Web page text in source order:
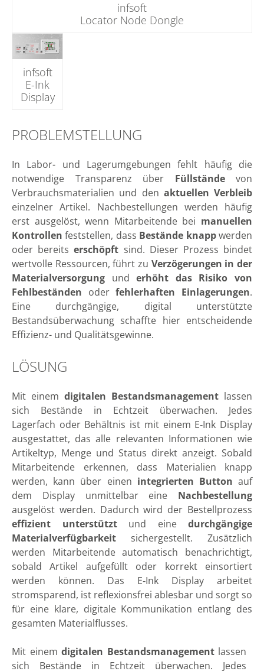
infsoft
Locator Node Dongle
infsoft
E-Ink
Display
PROBLEMSTELLUNG
In Labor- und Lagerumgebungen fehlt häufig die
notwendige Transparenz über Füllständevon
Verbrauchsmaterialien und den aktuellen Verbleib
einzelner Artikel. Nachbestellungen werden häufig
erst ausgelöst, wenn Mitarbeitende bei manuellen
Kontrollen feststellen, dass Bestände knappwerden
oder bereitserschöpft sind. Dieser Prozess bindet
wertvolle Ressourcen, führt zu Verzögerungen in der
Materialversorgung underhöht das Risiko von
Fehlbeständen oderfehlerhaften Einlagerungen.
Eine durchgängige, digital unterstützte
Bestandsüberwachung schaffte hier entscheidende
Effizienz- und Qualitätsgewinne.
LÖSUNG
Mit einem digitalen Bestandsmanagement lassen
sich Bestände in Echtzeit überwachen. Jedes
Lagerfach oder Behältnis ist mit einem E‑Ink Display
ausgestattet, das alle relevanten Informationen wie
Artikeltyp, Menge und Status direkt anzeigt. Sobald
Mitarbeitende erkennen, dass Materialien knapp
werden, kann über einen integrierten Button auf
dem Display unmittelbar eine Nachbestellung
ausgelöst werden. Dadurch wird der Bestellprozess
effizient unterstütztund eine durchgängige
Materialverfügbarkeit sichergestellt. Zusätzlich
werden Mitarbeitende automatisch benachrichtigt,
sobald Artikel aufgefüllt oder korrekt einsortiert
werden können. Das E‑Ink Display arbeitet
stromsparend, ist reflexionsfrei ablesbar und sorgt so
für eine klare, digitale Kommunikation entlang des
gesamten Materialflusses.
Mit einem digitalen Bestandsmanagementlassen
sich Bestände in Echtzeit überwachen. Jedes